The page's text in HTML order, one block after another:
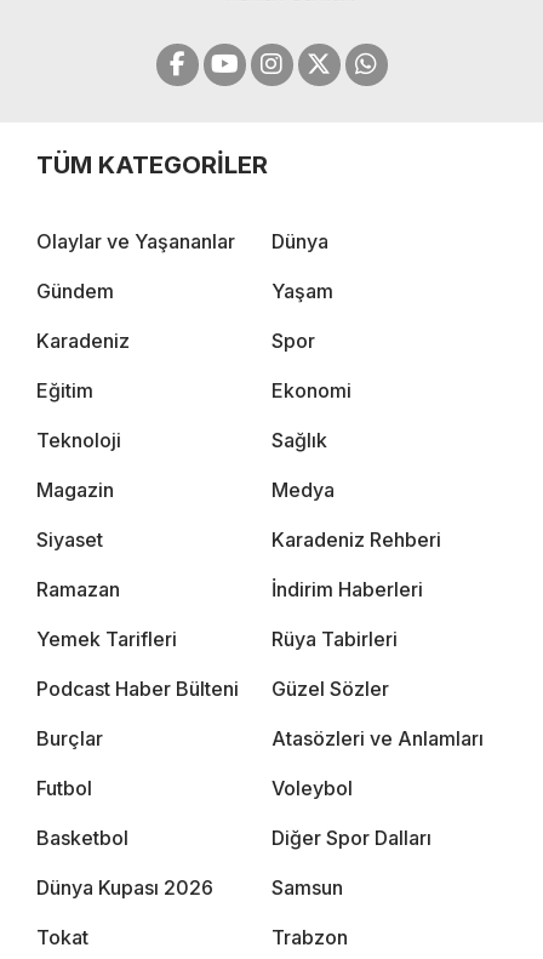
TÜM KATEGORİLER
Olaylar ve Yaşananlar Dünya
Gündem Yaşam
Karadeniz Spor
Eğitim Ekonomi
Teknoloji Sağlık
Magazin Medya
Siyaset Karadeniz Rehberi
Ramazan İndirim Haberleri
Yemek Tarifleri Rüya Tabirleri
Podcast Haber Bülteni Güzel Sözler
Burçlar Atasözleri ve Anlamları
Futbol Voleybol
Basketbol Diğer Spor Dalları
Dünya Kupası 2026 Samsun
Tokat Trabzon